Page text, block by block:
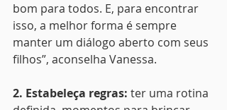
bom para todos. E, para encontrar
isso, a melhor forma é sempre
manter um diálogo aberto com seus
filhos”, aconselha Vanessa.
2. Estabeleça regras: ter uma rotina